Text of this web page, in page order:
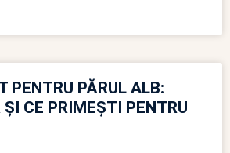
PENTRU PĂRUL ALB:
CE PRIMEȘTI PENTRU